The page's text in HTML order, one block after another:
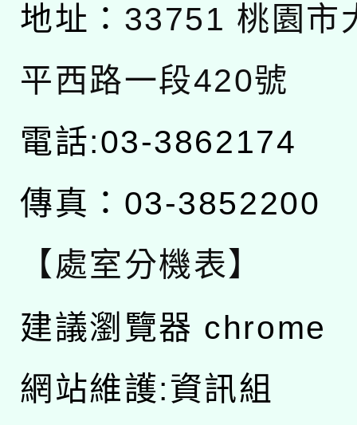
地址： 33751 桃園市
平西路一段420號
電話:03-3862174
傳真：03-3852200
【處室分機表】
建議瀏覽器 chrome
網站維護:資訊組